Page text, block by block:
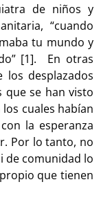
de niños y
“cuando
tu mundo y
[1]. En otras
los desplazados
que se han visto
cuales habían
la esperanza
Por lo tanto, no
de comunidad lo
que tienen